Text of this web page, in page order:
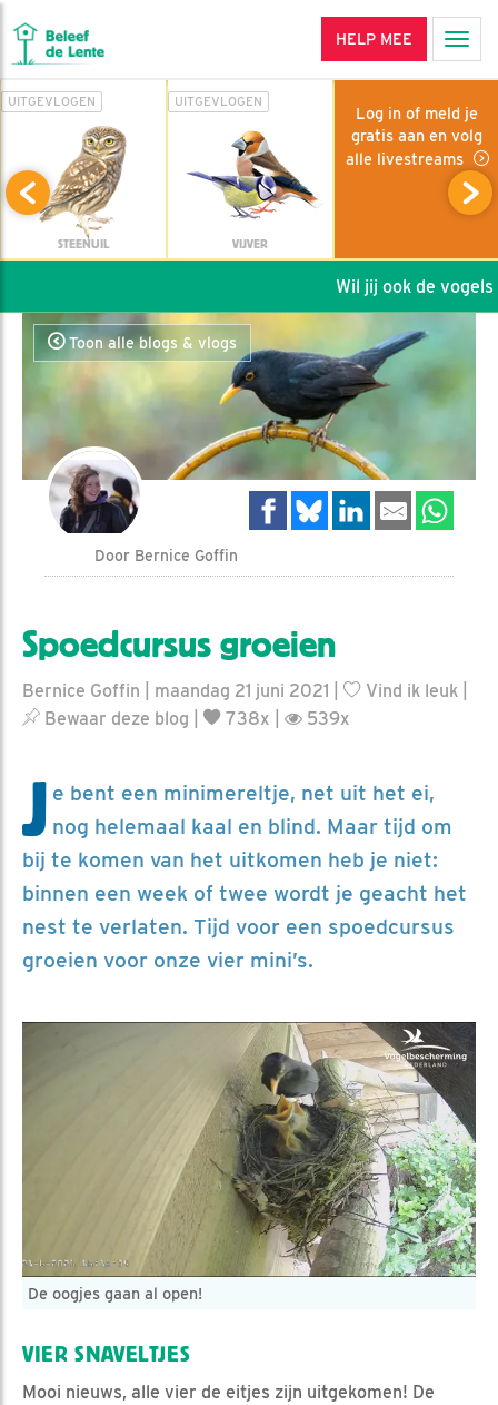
HELP MEE
UITGEVLOGEN
STEENUIL
UITGEVLOGEN
VIJVER
Log in of meld je
gratis aan en volg
alle livestreams
Wil jij ook de vogels
Toon alle blogs & vlogs
Door Bernice Goffin
Spoedcursus groeien
Bernice Goffin | maandag 21 juni 2021 | Vind ik leuk
Bewaar deze blog
738x | 539x
J e bent een minimereltje, net uit het ei,
nog helemaal kaal en blind. Maar tijd om
bij te komen van het uitkomen heb je niet:
binnen een week of twee wordt je geacht het
nest te verlaten. Tijd voor een spoedcursus
groeien voor onze vier mini’s.
De oogjes gaan al open!
VIER SNAVELTJES
Mooi nieuws, alle vier de eitjes zijn uitgekomen! De